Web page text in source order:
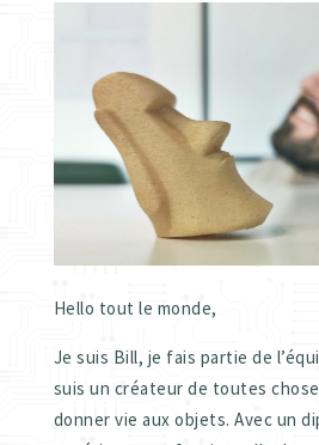
Hello tout le monde,
Je suis Bill, je fais partie de
suis un créateur de toutes
donner vie aux objets. Avec un